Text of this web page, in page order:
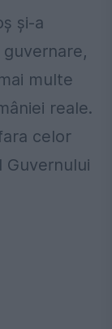
și-a
multe
reale.
celor
Guvernului